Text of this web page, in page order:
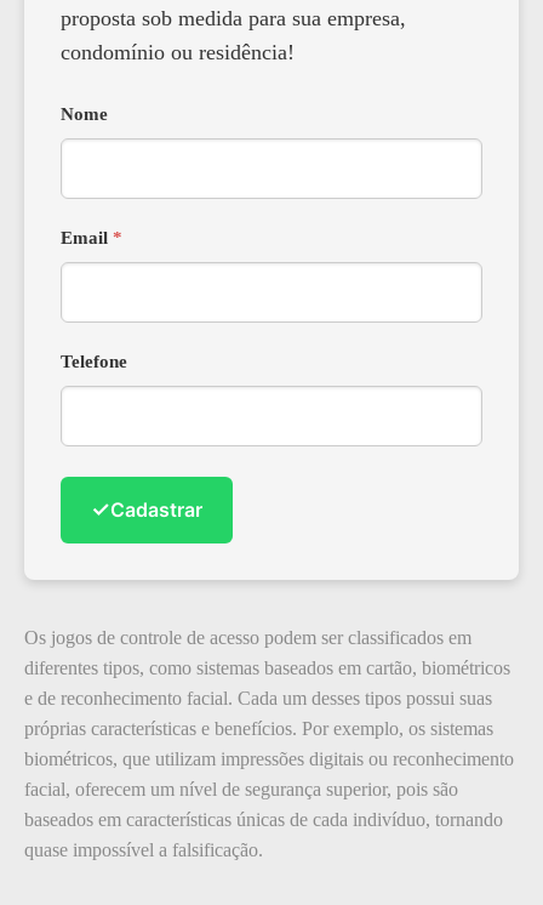
proposta sob medida para sua empresa,
condomínio ou residência!
Nome
Email *
Telefone
✓Cadastrar
Os jogos de controle de acesso podem ser classificados em
diferentes tipos, como sistemas baseados em cartão, biométricos
e de reconhecimento facial. Cada um desses tipos possui suas
próprias características e benefícios. Por exemplo, os sistemas
biométricos, que utilizam impressões digitais ou reconhecimento
facial, oferecem um nível de segurança superior, pois são
baseados em características únicas de cada indivíduo, tornando
quase impossível a falsificação.